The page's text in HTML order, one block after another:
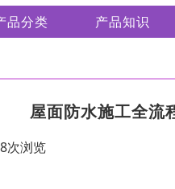
品分类 产品知识
屋面防水施工全流
次浏览